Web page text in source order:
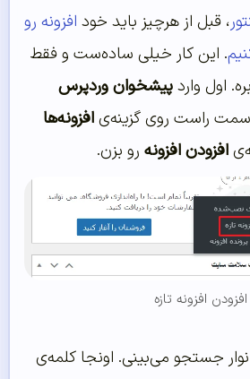
، قبل از هرچیز باید خود افزونه رو
. این کار خیلی ساده‌ست و فقط
اول واردپیشخوان وردپرس
راست روی گزینه‌یافزونه‌ها
افزودن افزونه رو بزن.
افزودن افزونه تازه
جستجو می‌بینی. اونجا کلمه‌ی